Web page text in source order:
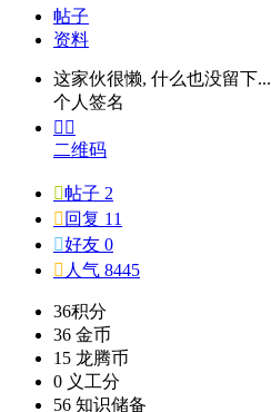
帖子
资料
这家伙很懒, 什么也没留下...
个人签名
 
二维码
帖子 2
 回复 11
好友 0
 人气 8445
36积分
36 金币
15 龙腾币
0 义工分
56 知识储备